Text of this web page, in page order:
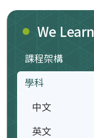
We Learn
課程架構
學科
中文
英文